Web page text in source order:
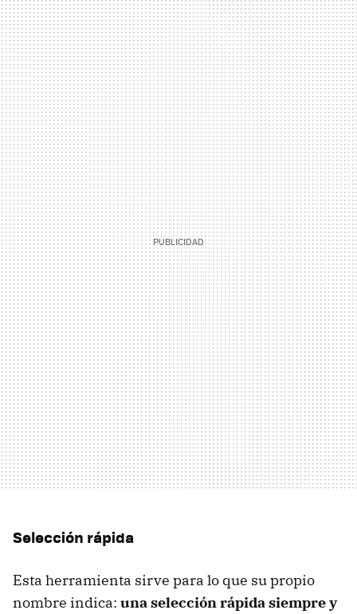
Selección rápida
Esta herramienta sirve para lo que su propio
nombre indica: una selección rápida siempre y